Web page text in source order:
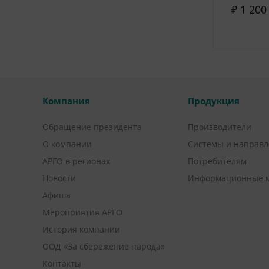
₽ 1 200
Компания
Обращение президента
О компании
АРГО в регионах
Новости
Афиша
Мероприятия АРГО
История компании
ООД «За сбережение народа»
Контакты
Продукция
Производители
Системы и
Потребителям
Информационные